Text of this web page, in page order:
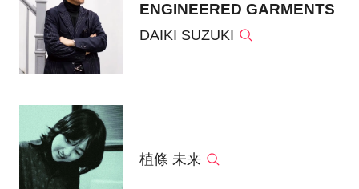
ENGINEERED GARMENTS
DAIKI SUZUKI
植條 未来